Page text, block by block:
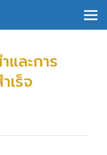
และการ
เร็จ
×